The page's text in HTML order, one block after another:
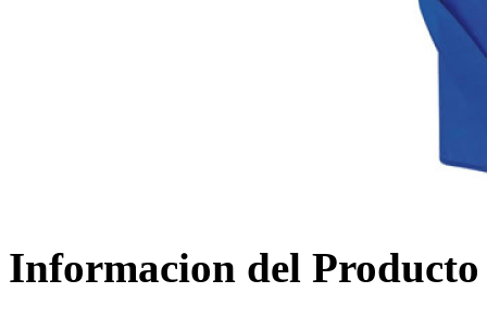
Informacion del Producto